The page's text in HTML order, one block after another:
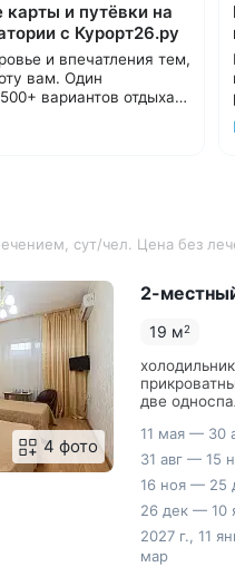
и путёвки на
с Курорт26.ру
и впечатления тем,
вам. Один
вариантов отдыха в
и России.
формат:
и будем рядом на
отдыха.картах и
сут/чел. Цена без
4 фото
2-
19 м2
две
11 мая — 30
31 авг — 15
16 ноя — 25
26 дек — 10
2027 г., 11
мар